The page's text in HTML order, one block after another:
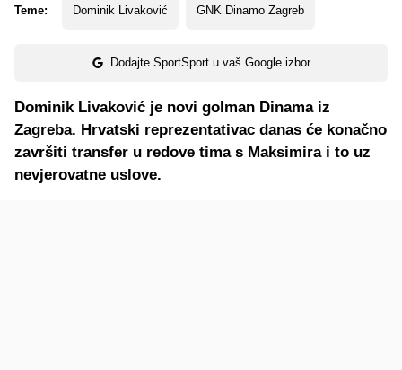
Teme: Dominik Livaković GNK Dinamo Zagreb
Dodajte SportSport u vaš Google izbor
Dominik Livaković je novi golman Dinama iz
Zagreba. Hrvatski reprezentativac danas će konačno
završiti transfer u redove tima s Maksimira i to uz
nevjerovatne uslove.